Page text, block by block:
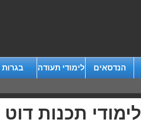
הנדסאים לימודי תעודה בגרות
לימודי תכנות